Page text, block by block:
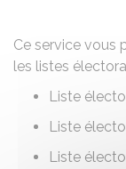
Ce service vous
les listes
Liste
Liste
Liste